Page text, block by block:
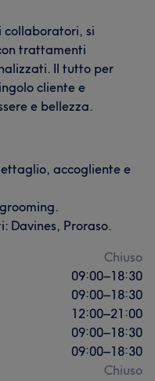
collaboratori, si
trattamenti
Il tutto per
cliente e
e bellezza.
accogliente e
Davines, Proraso.
Chiuso
09:00–18:30
09:00–18:30
12:00–21:00
09:00–18:30
09:00–18:30
Chiuso